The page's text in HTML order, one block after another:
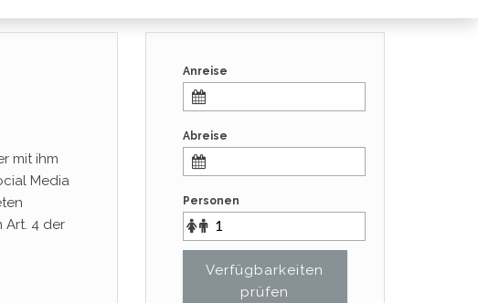
mit ihm
Media
Art. 4 der
Anreise
Abreise
Personen
Verfügbarkeiten
prüfen